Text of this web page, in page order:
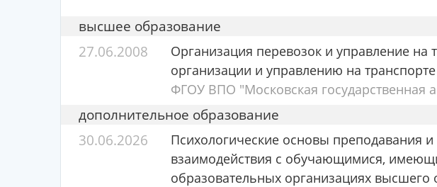
высшее образование
27.06.2008
Организация перевозок и управление на
организации и управлению на транспорте
ФГОУ ВПО "Московская государственная
дополнительное образование
30.06.2026
Психологические основы преподавания
взаимодействия с обучающимися,
образовательных организациях высшего